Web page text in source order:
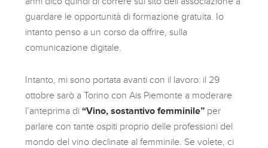
guardare le opportunità di formazione gratuita. Io
intanto penso a un corso da offrire, sulla
comunicazione digitale.
Intanto, mi sono portata avanti con il lavoro: il 29
ottobre sarò a Torino con Ais Piemonte a moderare
l’anteprima di“Vino, sostantivo femminile” per
parlare con tante ospiti proprio delle professioni del
mondo del vino declinate al femminile. Se volete, ci